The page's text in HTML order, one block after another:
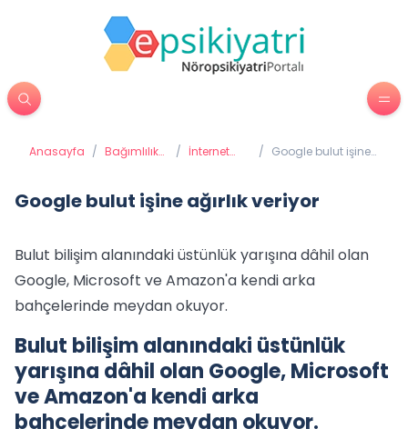
Anasayfa / Bağımlılık
/ İnternet
/ Google bulut işine
Google bulut işine ağırlık veriyor
Bulut bilişim alanındaki üstünlük yarışına dâhil olan
Google, Microsoft ve Amazon'a kendi arka
bahçelerinde meydan okuyor.
Bulut bilişim alanındaki üstünlük
yarışına dâhil olan Google, Microsoft
ve Amazon'a kendi arka
bahçelerinde meydan okuyor.